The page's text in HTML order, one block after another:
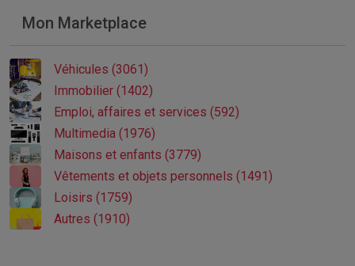
Mon Marketplace
Véhicules (3061)
Immobilier (1402)
Emploi, affaires et services (592)
Multimedia (1976)
Maisons et enfants (3779)
Vêtements et objets personnels (1491)
Loisirs (1759)
Autres (1910)